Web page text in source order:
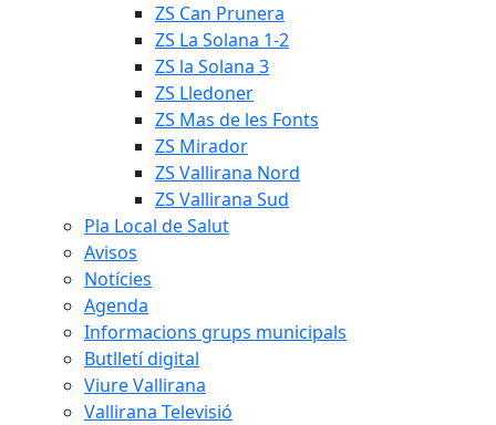
ZS Can Prunera
ZS La Solana 1-2
ZS la Solana 3
ZS Lledoner
ZS Mas de les Fonts
ZS Mirador
ZS Vallirana Nord
ZS Vallirana Sud
Pla Local de Salut
Avisos
Notícies
Agenda
Informacions grups municipals
Butlletí digital
Viure Vallirana
Vallirana Televisió